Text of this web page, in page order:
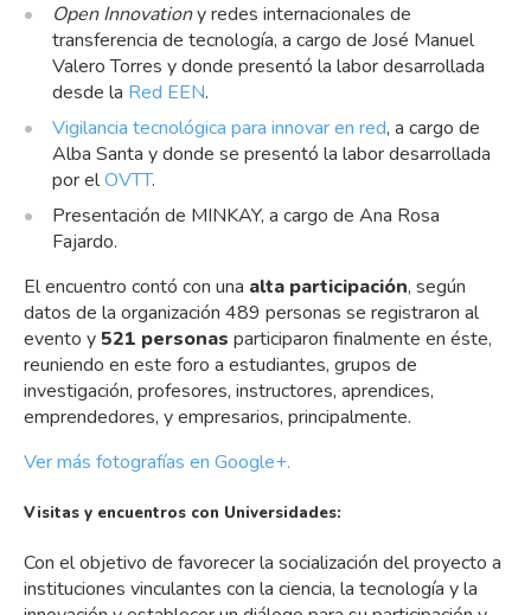
Open Innovationy redes internacionales de
transferencia de tecnología, a cargo de José Manuel
Valero Torres y donde presentó la labor desarrollada
desde la Red EEN.
Vigilancia tecnológica para innovar en red, a cargo de
Alba Santa y donde se presentó la labor desarrollada
por elOVTT.
Presentación de MINKAY, a cargo de Ana Rosa
Fajardo.
El encuentro contó con una alta participación, según
datos de la organización 489 personas se registraron al
evento y 521 personas participaron finalmente en éste,
reuniendo en este foro a estudiantes, grupos de
investigación, profesores, instructores, aprendices,
emprendedores, y empresarios, principalmente.
Ver más fotografías en Google+.
Visitas y encuentros con Universidades:
Con el objetivo de favorecer la socialización del proyecto a
instituciones vinculantes con la ciencia, la tecnología y la